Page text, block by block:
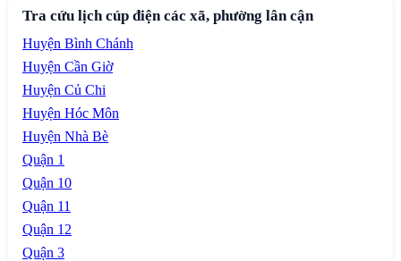
Tra cứu lịch cúp điện các xã, phường lân cận
Huyện Bình Chánh
Huyện Cần Giờ
Huyện Củ Chi
Huyện Hóc Môn
Huyện Nhà Bè
Quận 1
Quận 10
Quận 11
Quận 12
Quận 3